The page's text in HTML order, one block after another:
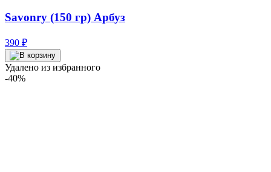
Savonry (150 гр) Арбуз
390 ₽
Удалено из избранного
-40%